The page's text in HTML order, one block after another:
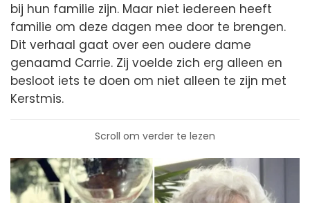
bij hun familie zijn. Maar niet iedereen heeft
familie om deze dagen mee door te brengen.
Dit verhaal gaat over een oudere dame
genaamd Carrie. Zij voelde zich erg alleen en
besloot iets te doen om niet alleen te zijn met
Kerstmis.
Scroll om verder te lezen